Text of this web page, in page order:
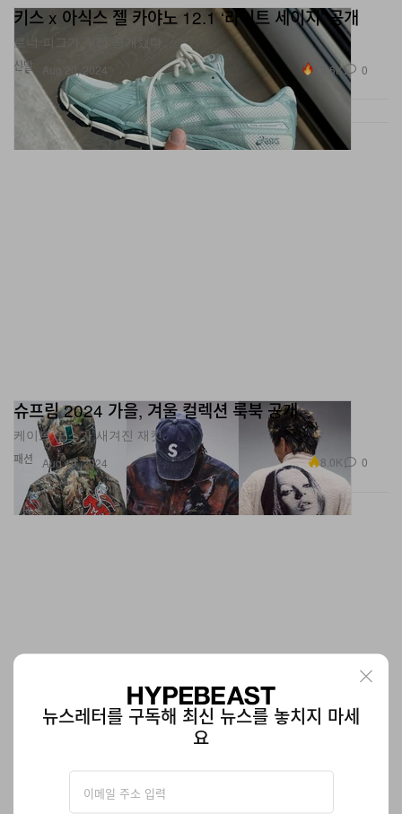
신발
키스 x 아식스 젤 카야노 12.1 ‘라이트 세이지’ 공개
로니 피그가 직접 공개했다.
Aug 20, 2024 13.6K 0
패션
슈프림 2024 가을, 겨울 컬렉션 룩북 공개
케이트 모스가 새겨진 재킷.
Aug 19, 2024 8.0K 0
에이리언 세계관이 확장된 ‘에이리언: 어스’ 제작된다
감독이 직접 밝혔다.
뉴스레터를 구독해 최신 뉴스를 놓치지 마세
요